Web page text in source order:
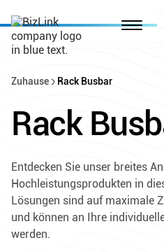
Zuhause Rack Busbar
Rack
Entdecken Sie unser breites
Hochleistungsprodukten in
Lösungen sind auf maximale
und können an Ihre
werden.